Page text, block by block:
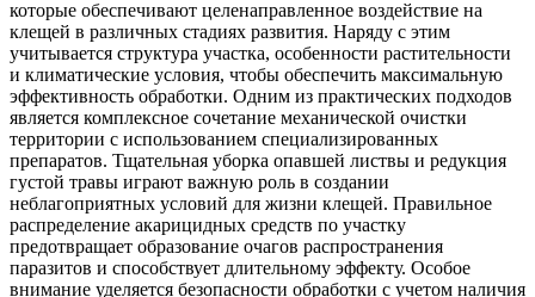
которые обеспечивают целенаправленное воздействие на
клещей в различных стадиях развития. Наряду с этим
учитывается структура участка, особенности растительности
и климатические условия, чтобы обеспечить максимальную
эффективность обработки. Одним из практических подходов
является комплексное сочетание механической очистки
территории с использованием специализированных
препаратов. Тщательная уборка опавшей листвы и редукция
густой травы играют важную роль в создании
неблагоприятных условий для жизни клещей. Правильное
распределение акарицидных средств по участку
предотвращает образование очагов распространения
паразитов и способствует длительному эффекту. Особое
внимание уделяется безопасности обработки с учетом наличия